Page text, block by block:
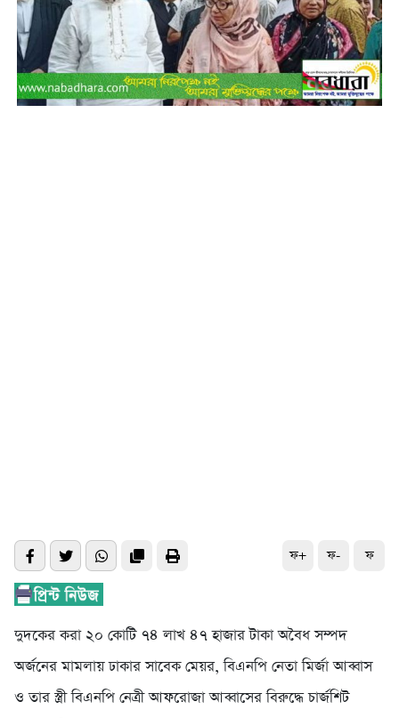
ফ+ ফ- ফ
দুদকের করা ২০ কোটি ৭৪ লাখ ৪৭ হাজার টাকা অবৈধ সম্পদ
অর্জনের মামলায় ঢাকার সাবেক মেয়র, বিএনপি নেতা মির্জা আব্বাস
ও তার স্ত্রী বিএনপি নেত্রী আফরোজা আব্বাসের বিরুদ্ধে চার্জশিট